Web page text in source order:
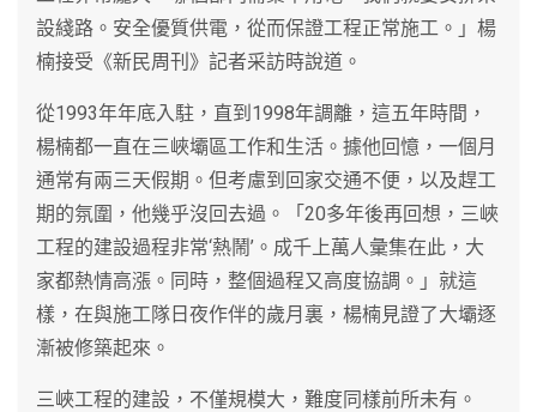
設綫路。安全優質供電，從而保證工程正常施工。」楊
楠接受《新民周刊》記者采訪時說道。
從1993年年底入駐，直到1998年調離，這五年時間，
楊楠都一直在三峽壩區工作和生活。據他回憶，一個月
通常有兩三天假期。但考慮到回家交通不便，以及趕工
期的氛圍，他幾乎沒回去過。「20多年後再回想，三峽
工程的建設過程非常‘熱鬧’。成千上萬人彙集在此，大
家都熱情高漲。同時，整個過程又高度協調。」就這
樣，在與施工隊日夜作伴的歲月裏，楊楠見證了大壩逐
漸被修築起來。
三峽工程的建設，不僅規模大，難度同樣前所未有。